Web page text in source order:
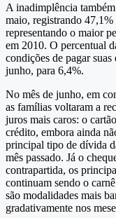
A inadimplência
maio, registrando
representando o maior
em 2010. O percentual
condições de pagar
junho, para 6,4%.
No mês de junho, em
as famílias voltaram a
juros mais caros: o
crédito, embora ainda
principal tipo de dívida
mês passado. Já o
contrapartida, os
continuam sendo o
são modalidades mais
gradativamente nos